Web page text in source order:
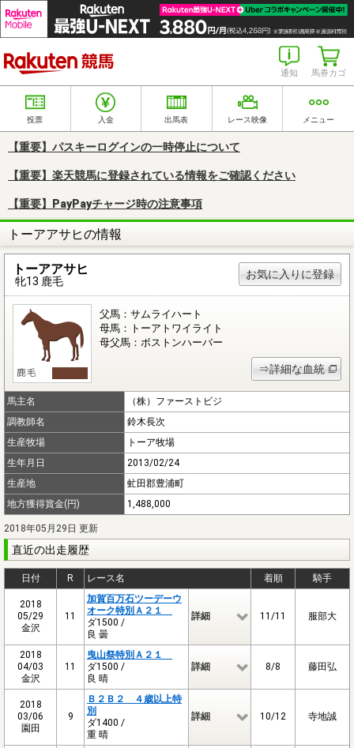
馬券カゴ
通知
投票 入金 出馬表 レース映像 メニュー
【重要】パスキーログインの一時停止について
【重要】楽天競馬に登録されている情報をご確認ください
【重要】PayPayチャージ時の注意事項
トーアアサヒの情報
トーアアサヒ
牝13 鹿毛
お気に入りに登録
父馬：サムライハート
母馬：トーアトワイライト
母父馬：ボストンハーバー
⇒詳細な血統
馬主名
（株）ファーストビジ
調教師名
鈴木長次
生産牧場
トーア牧場
生年月日
2013/02/24
生産地
虻田郡豊浦町
地方獲得賞金(円)
1,488,000
2018年05月29日 更新
直近の出走履歴
日付 R レース名 着順 騎手
2018
05/29
金沢
11
加賀百万石ツーデーウ
オーク特別Ａ２１
ダ1500 /
良 曇
詳細 11/11 服部大
2018
04/03
金沢
11
曳山祭特別Ａ２１
ダ1500 /
良 晴
詳細 8/8 藤田弘
2018
03/06
園田
9
Ｂ２Ｂ２ ４歳以上特
別
ダ1400 /
重 晴
詳細 10/12 寺地誠